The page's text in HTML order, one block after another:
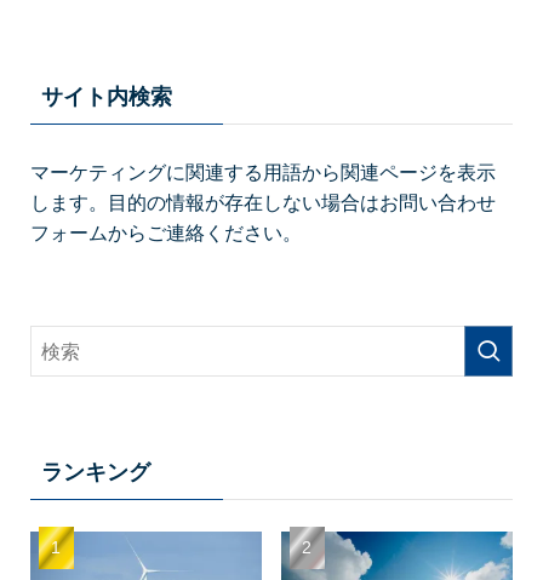
サイト内検索
マーケティングに関連する用語から関連ページを表示
します。目的の情報が存在しない場合はお問い合わせ
フォームからご連絡ください。
ランキング